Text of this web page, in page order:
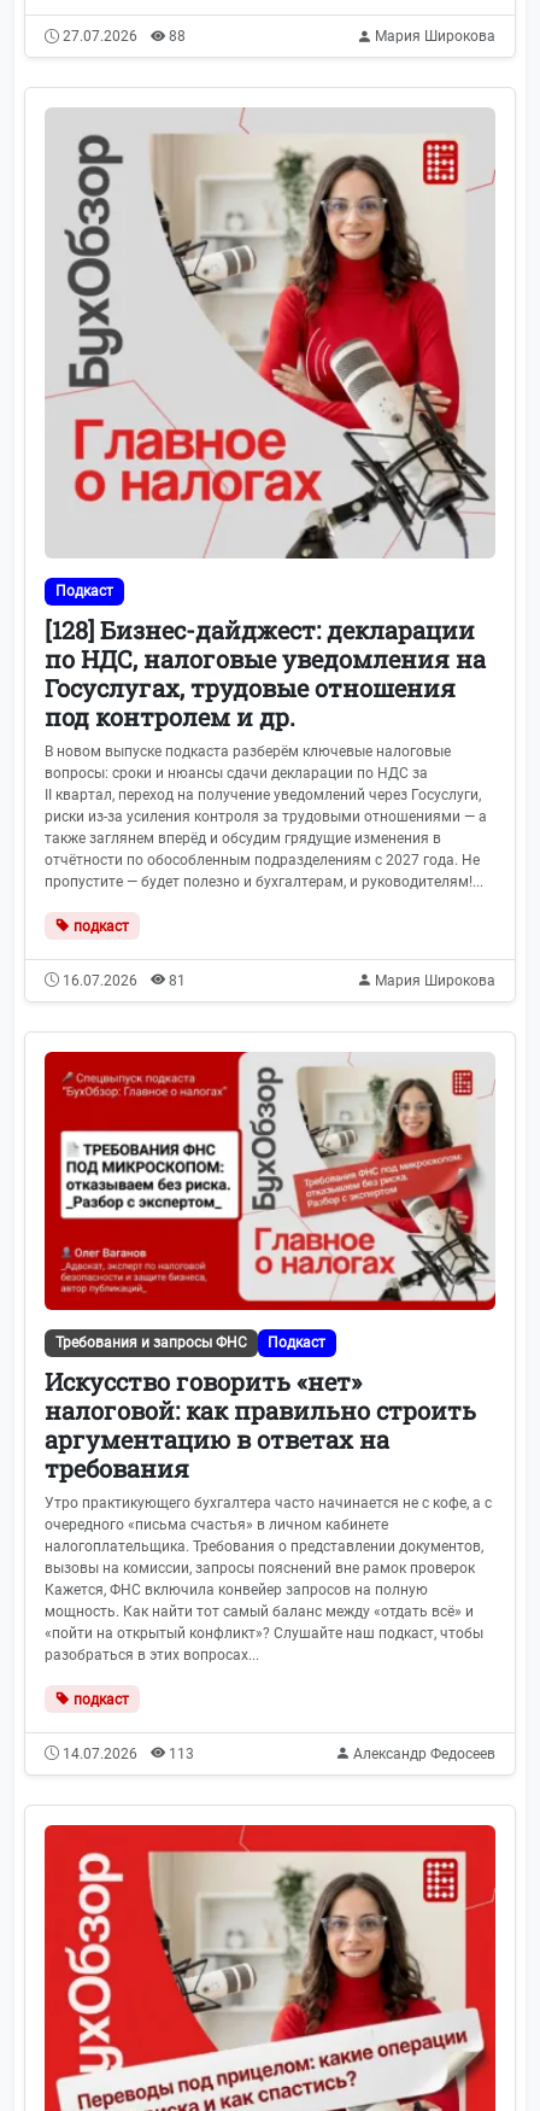
27.07.2026 88 Мария Широкова
Подкаст
[128] Бизнес-дайджест: декларации
по НДС, налоговые уведомления на
Госуслугах, трудовые отношения
под контролем и др.
В новом выпуске подкаста разберём ключевые налоговые
вопросы: сроки и нюансы сдачи декларации по НДС за
II квартал, переход на получение уведомлений через Госуслуги,
риски из‑за усиления контроля за трудовыми отношениями — а
также заглянем вперёд и обсудим грядущие изменения в
отчётности по обособленным подразделениям с 2027 года. Не
пропустите — будет полезно и бухгалтерам, и руководителям!...
подкаст
16.07.2026 81 Мария Широкова
Требования и запросы ФНС Подкаст
Искусство говорить «нет»
налоговой: как правильно строить
аргументацию в ответах на
требования
Утро практикующего бухгалтера часто начинается не с кофе, а с
очередного «письма счастья» в личном кабинете
налогоплательщика. Требования о представлении документов,
вызовы на комиссии, запросы пояснений вне рамок проверок
Кажется, ФНС включила конвейер запросов на полную
мощность. Как найти тот самый баланс между «отдать всё» и
«пойти на открытый конфликт»? Слушайте наш подкаст, чтобы
разобраться в этих вопросах...
подкаст
14.07.2026 113 Александр Федосеев